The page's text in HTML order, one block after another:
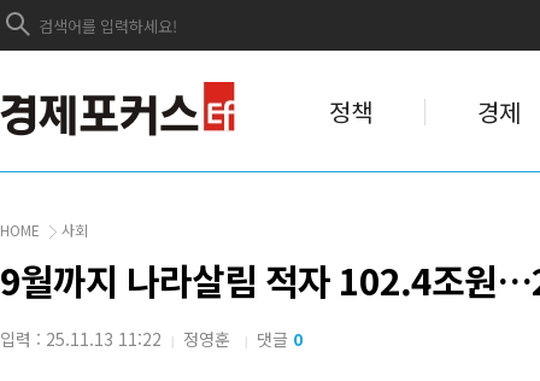
정책 경제
HOME 사회
9월까지 나라살림 적자 102.4조원
입력 : 25.11.13 11:22 | 정영훈 | 댓글 0